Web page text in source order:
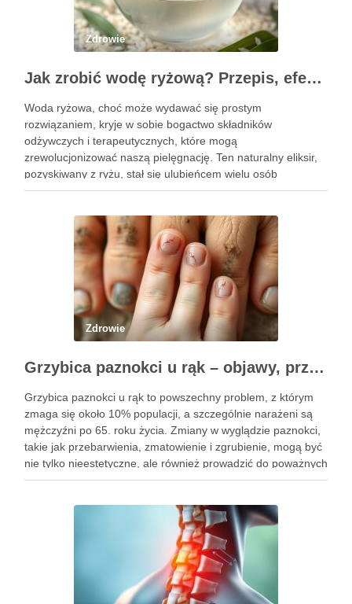
Zdrowie
Jak zrobić wodę ryżową? Przepis, efekty i zastosowanie w pielęgnacji
Woda ryżowa, choć może wydawać się prostym
rozwiązaniem, kryje w sobie bogactwo składników
odżywczych i terapeutycznych, które mogą
zrewolucjonizować naszą pielęgnację. Ten naturalny eliksir,
pozyskiwany z ryżu, stał się ulubieńcem wielu osób
dbających o zdrowie włosów oraz kondycję skóry. Dzięki
dostępna dla …
Zdrowie
Grzybica paznokci u rąk – objawy, przyczyny i skuteczne leczenie
Grzybica paznokci u rąk to powszechny problem, z którym
zmaga się około 10% populacji, a szczególnie narażeni są
mężczyźni po 65. roku życia. Zmiany w wyglądzie paznokci,
takie jak przebarwienia, zmatowienie i zgrubienie, mogą być
nie tylko nieestetyczne, ale również prowadzić do poważnych
konsekwencji zdrowotnych. Infekcje te są wywoływane przez